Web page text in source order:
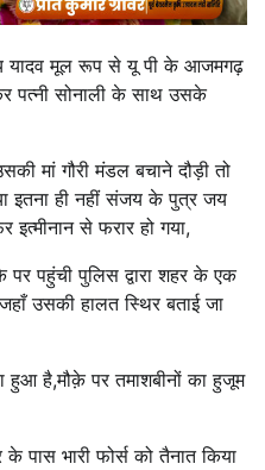
यादव मूल रूप से यू पी के आजमगढ़
पत्नी सोनाली के साथ उसके
मां गौरी मंडल बचाने दौड़ी तो
इतना ही नहीं संजय के पुत्र जय
इत्मीनान से फरार हो गया,
पर पहुंची पुलिस द्वारा शहर के एक
उसकी हालत स्थिर बताई जा
हुआ है,मौक़े पर तमाशबीनों का हुजूम
पास भारी फोर्स को तैनात किया